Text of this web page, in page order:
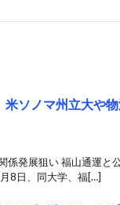
ソノマ州立大や
係発展狙い 福山通運
8日、同大学、福[…]